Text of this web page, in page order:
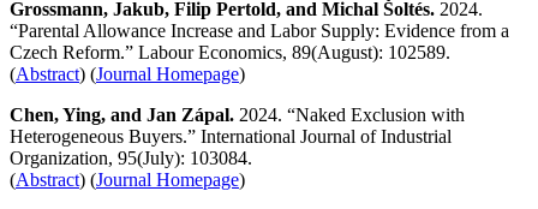
Grossmann, Jakub, Filip Pertold, and Michal Šoltés. 2024.
“Parental Allowance Increase and Labor Supply: Evidence from a
Czech Reform.” Labour Economics, 89(August): 102589.
(Abstract) (Journal Homepage)
Chen, Ying, and Jan Zápal. 2024. “Naked Exclusion with
Heterogeneous Buyers.” International Journal of Industrial
Organization, 95(July): 103084.
(Abstract) (Journal Homepage)